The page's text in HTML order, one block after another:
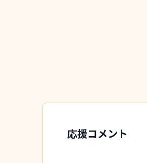
応援コメント